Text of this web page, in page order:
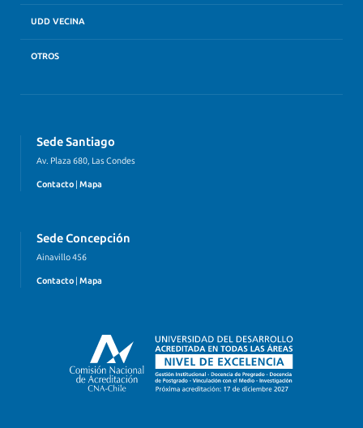
UDD VECINA
OTROS
Sede Santiago
Av. Plaza 680, Las Condes
Contacto | Mapa
Sede Concepción
Ainavillo 456
Contacto | Mapa